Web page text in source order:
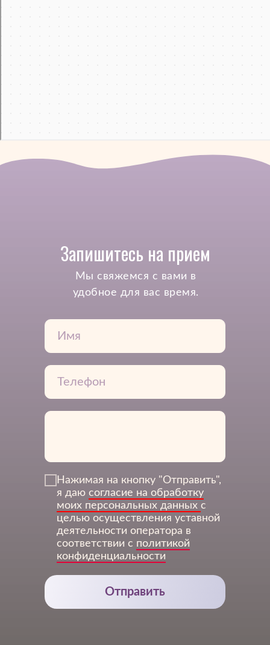
Запишитесь на прием
Mы свяжемся с вами в
удобное для вас время.
Нажимая на кнопку "Отправить",
я даю согласие на обработку
моих персональных данных с
целью осуществления уставной
деятельности оператора в
соответствии с политикой
конфиденциальности
Отправить